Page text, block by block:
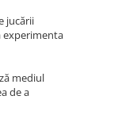
jucării
experimenta
mediul
de a